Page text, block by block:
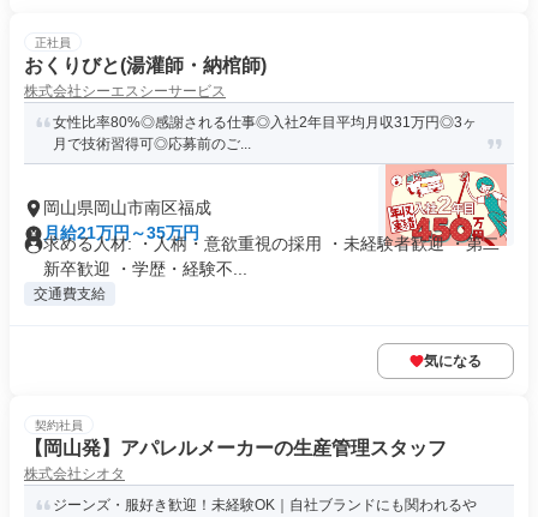
正社員
おくりびと(湯灌師・納棺師)
株式会社シーエスシーサービス
女性比率80%◎感謝される仕事◎入社2年目平均月収31万円◎3ヶ
月で技術習得可◎応募前のご...
岡山県岡山市南区福成
月給21万円～35万円
求める人材: ・人柄・意欲重視の採用 ・未経験者歓迎 ・第二
新卒歓迎 ・学歴・経験不...
交通費支給
気になる
契約社員
【岡山発】アパレルメーカーの生産管理スタッフ
株式会社シオタ
ジーンズ・服好き歓迎！未経験OK｜自社ブランドにも関われるや